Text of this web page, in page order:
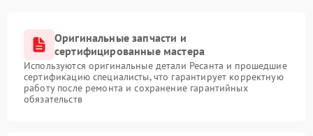
Оригинальные запчасти и
сертифицированные мастера
Используются оригинальные детали Ресанта и прошедшие
сертификацию специалисты, что гарантирует корректную
работу после ремонта и сохранение гарантийных
обязательств